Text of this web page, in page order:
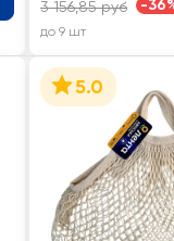
3 156,85 руб -
до 9 шт
5.0